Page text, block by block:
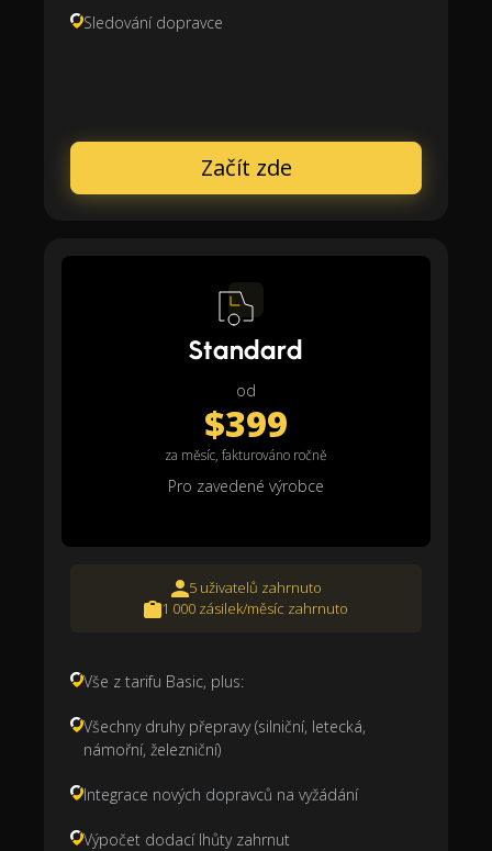
Sledování dopravce
Začít zde
Standard
od
$399
za měsíc, fakturováno ročně
Pro zavedené výrobce
5 uživatelů zahrnuto
1 000 zásilek/měsíc zahrnuto
Vše z tarifu Basic, plus:
Všechny druhy přepravy (silniční, letecká,
námořní, železniční)
Integrace nových dopravců na vyžádání
Výpočet dodací lhůty zahrnut